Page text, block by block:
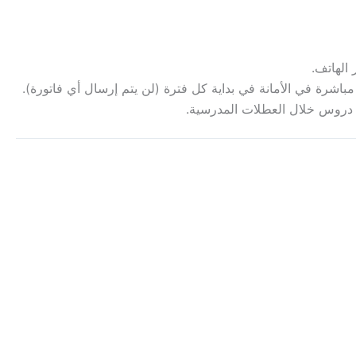
في الأمانة في بداية كل فترة (لن يتم إرسال أي فاتورة).